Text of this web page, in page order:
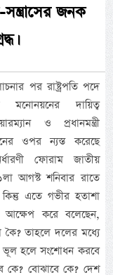
জনক
পর রাষ্ট্রপতি পদে
মনোনয়নের দায়িত্ব
ও প্রধানমন্ত্রী
ওপর ন্যস্ত করেছে
ফোরাম জাতীয়
১লা আগস্ট শনিবার রাতে
কিন্তু এতে গভীর হতাশা
আক্ষেপ করে বলেছেন,
কৈ? তাহলে দলের মধ্যে
ভূল হলে সংশোধন করবে
কে? বোঝাবে কে? দেশ